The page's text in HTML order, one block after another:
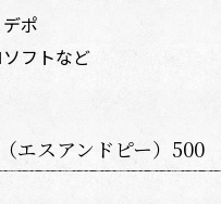
ポ
フトなど
エスアンドピー）500